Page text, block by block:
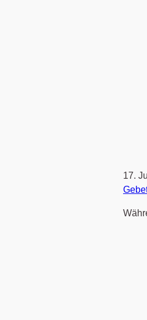
17.